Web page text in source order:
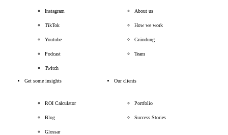
Instagram
TikTok
Youtube
Podcast
Twitch
About us
How we work
Gründung
Team
Get some insights
ROI Calculator
Blog
Glossar
Our clients
Portfolio
Success Stories